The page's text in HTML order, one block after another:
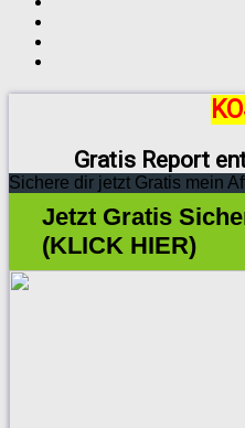
Gratis Report
Sichere dir jetzt Gratis mein
Jetzt Gratis
(KLICK HIER)